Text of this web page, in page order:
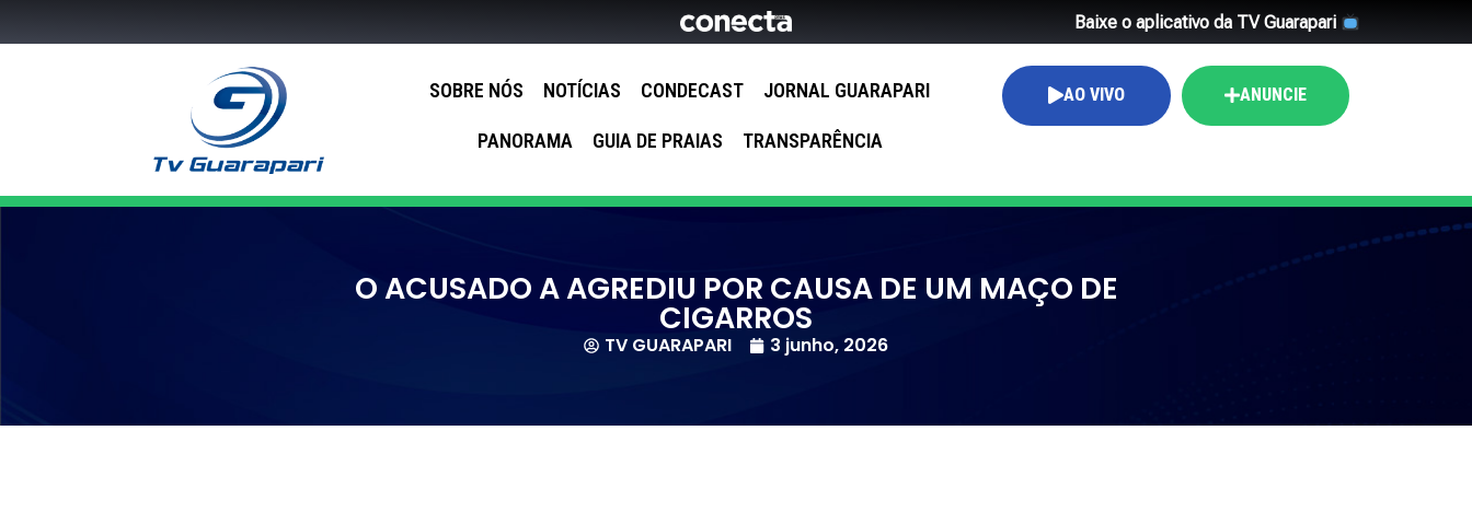
Baixe o aplicativo da TV Guarapari
SOBRE NÓS NOTÍCIAS CONDECAST JORNAL GUARAPARI
PANORAMA GUIA DE PRAIAS TRANSPARÊNCIA
AO VIVO ANUNCIE
O ACUSADO A AGREDIU POR CAUSA DE UM MAÇO DE
CIGARROS
TV GUARAPARI 3 junho, 2026